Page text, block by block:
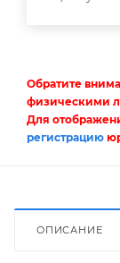
Обратите
физическими
Для
регистрацию
ОПИСАНИЕ